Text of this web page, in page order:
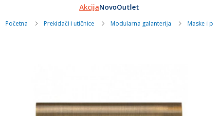
AkcijaNovoOutlet
Početna Prekidači i utičnice Modularna galanterija Maske i